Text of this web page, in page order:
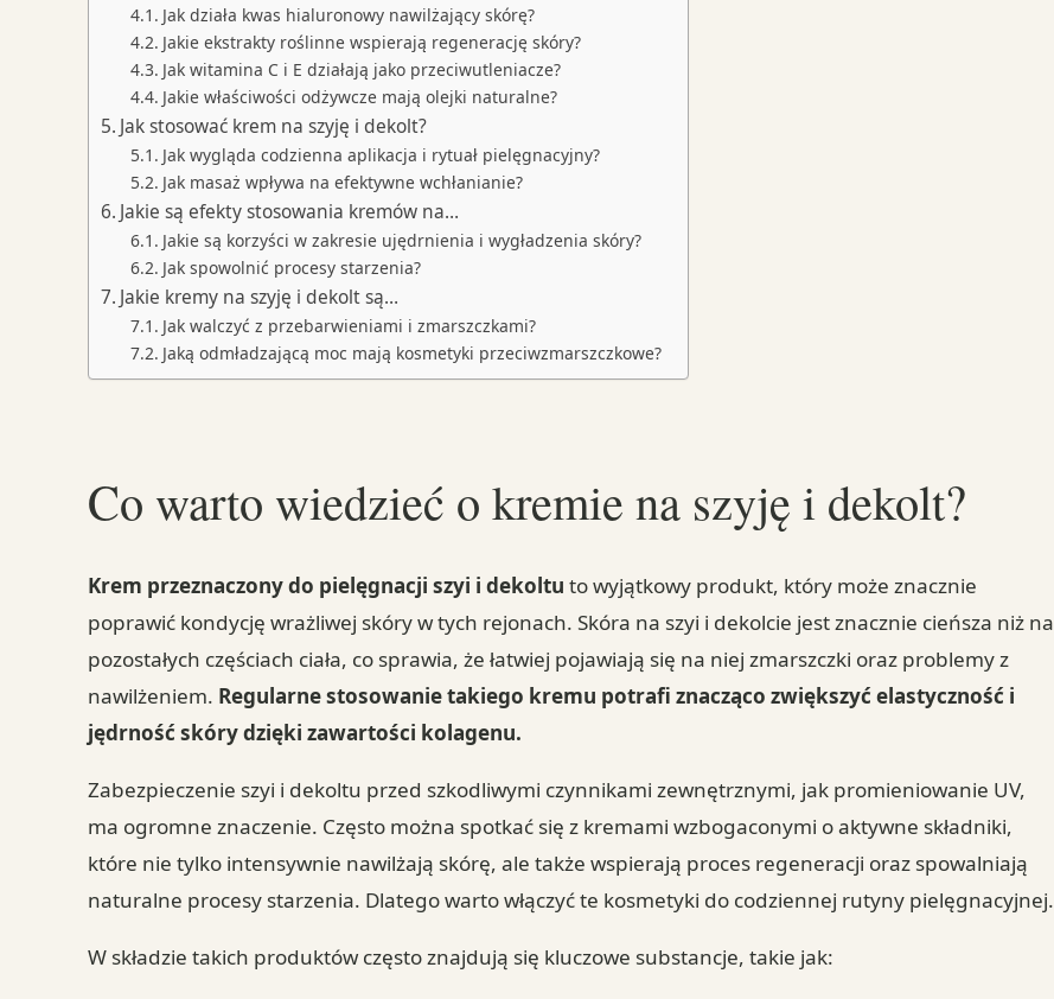
Jak działa kwas hialuronowy nawilżający skórę?
Jakie ekstrakty roślinne wspierają regenerację skóry?
Jak witamina C i E działają jako przeciwutleniacze?
Jakie właściwości odżywcze mają olejki naturalne?
Jak stosować krem na szyję i dekolt?
Jak wygląda codzienna aplikacja i rytuał pielęgnacyjny?
Jak masaż wpływa na efektywne wchłanianie?
Jakie są efekty stosowania kremów na…
Jakie są korzyści w zakresie ujędrnienia i wygładzenia skóry?
Jak spowolnić procesy starzenia?
Jakie kremy na szyję i dekolt są…
Jak walczyć z przebarwieniami i zmarszczkami?
Jaką odmładzającą moc mają kosmetyki przeciwzmarszczkowe?
Co warto wiedzieć o kremie na szyję i dekolt?
Krem przeznaczony do pielęgnacji szyi i dekoltu to wyjątkowy produkt, który może znacznie
poprawić kondycję wrażliwej skóry w tych rejonach. Skóra na szyi i dekolcie jest znacznie cieńsza niż na
pozostałych częściach ciała, co sprawia, że łatwiej pojawiają się na niej zmarszczki oraz problemy z
nawilżeniem. Regularne stosowanie takiego kremu potrafi znacząco zwiększyć elastyczność i
jędrność skóry dzięki zawartości kolagenu.
Zabezpieczenie szyi i dekoltu przed szkodliwymi czynnikami zewnętrznymi, jak promieniowanie UV,
ma ogromne znaczenie. Często można spotkać się z kremami wzbogaconymi o aktywne składniki,
które nie tylko intensywnie nawilżają skórę, ale także wspierają proces regeneracji oraz spowalniają
naturalne procesy starzenia. Dlatego warto włączyć te kosmetyki do codziennej rutyny pielęgnacyjnej.
W składzie takich produktów często znajdują się kluczowe substancje, takie jak: